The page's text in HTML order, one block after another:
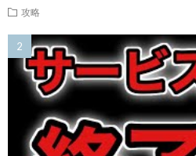
攻略